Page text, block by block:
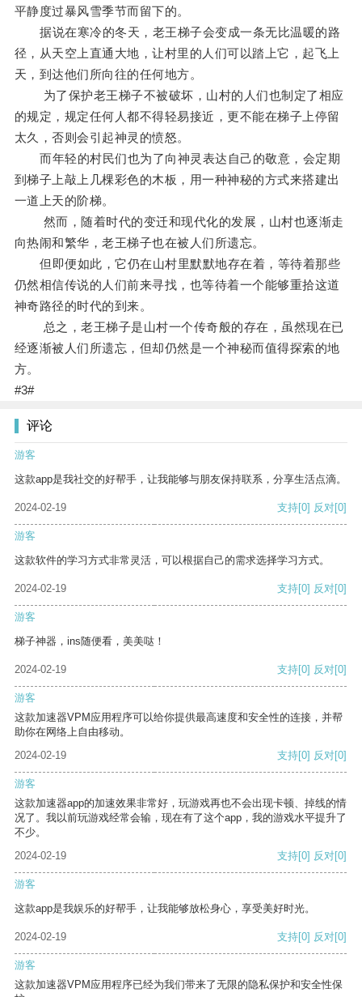
平静度过暴风雪季节而留下的。
据说在寒冷的冬天，老王梯子会变成一条无比温暖的路
径，从天空上直通大地，让村里的人们可以踏上它，起飞上
天，到达他们所向往的任何地方。
为了保护老王梯子不被破坏，山村的人们也制定了相应
的规定，规定任何人都不得轻易接近，更不能在梯子上停留
太久，否则会引起神灵的愤怒。
而年轻的村民们也为了向神灵表达自己的敬意，会定期
到梯子上敲上几棵彩色的木板，用一种神秘的方式来搭建出
一道上天的阶梯。
然而，随着时代的变迁和现代化的发展，山村也逐渐走
向热闹和繁华，老王梯子也在被人们所遗忘。
但即便如此，它仍在山村里默默地存在着，等待着那些
仍然相信传说的人们前来寻找，也等待着一个能够重拾这道
神奇路径的时代的到来。
总之，老王梯子是山村一个传奇般的存在，虽然现在已
经逐渐被人们所遗忘，但却仍然是一个神秘而值得探索的地
方。
#3#
评论
游客
这款app是我社交的好帮手，让我能够与朋友保持联系，分享生活点滴。
2024-02-19 支持[0] 反对[0]
游客
这款软件的学习方式非常灵活，可以根据自己的需求选择学习方式。
2024-02-19 支持[0] 反对[0]
游客
梯子神器，ins随便看，美美哒！
2024-02-19 支持[0] 反对[0]
游客
这款加速器VPM应用程序可以给你提供最高速度和安全性的连接，并帮
助你在网络上自由移动。
2024-02-19
支持[0] 反对[0]
游客
这款加速器app的加速效果非常好，玩游戏再也不会出现卡顿、掉线的情
况了。我以前玩游戏经常会输，现在有了这个app，我的游戏水平提升了
不少。
2024-02-19
支持[0] 反对[0]
游客
这款app是我娱乐的好帮手，让我能够放松身心，享受美好时光。
2024-02-19 支持[0] 反对[0]
游客
这款加速器VPM应用程序已经为我们带来了无限的隐私保护和安全性保